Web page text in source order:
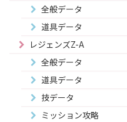
全般データ
道具データ
レジェンズZ-A
全般データ
道具データ
技データ
ミッション攻略